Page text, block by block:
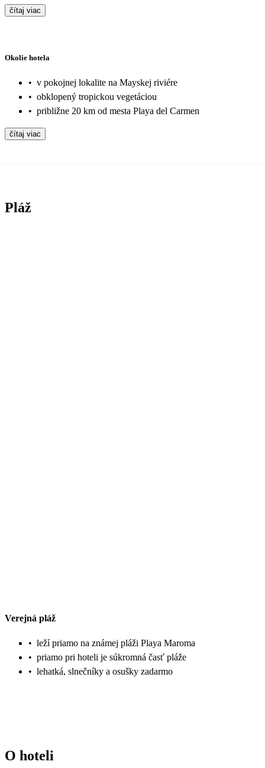
čítaj viac
Okolie hotela
• v pokojnej lokalite na Mayskej riviére
• obklopený tropickou vegetáciou
• približne 20 km od mesta Playa del Carmen
čítaj viac
Pláž
Verejná pláž
• leží priamo na známej pláži Playa Maroma
• priamo pri hoteli je súkromná časť pláže
• lehatká, slnečníky a osušky zadarmo
O hoteli